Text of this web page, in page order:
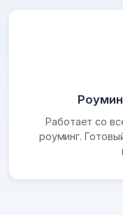
Работает со
роуминг.